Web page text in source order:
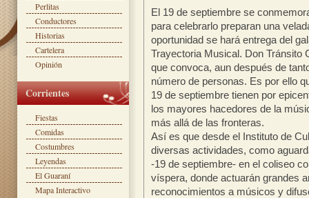
El 19 de septiembre se
para celebrarlo preparan una
oportunidad se hará entrega del
Trayectoria Musical. Don Tránsito
que convoca, aun después de
número de personas. Es por ello
19 de septiembre tienen por
los mayores hacedores de la
más allá de las fronteras.
Así es que desde el Instituto de
diversas actividades, como
-19 de septiembre- en el coliseo
víspera, donde actuarán grandes
reconocimientos a músicos y
Perlitas
Conductores
Historias
Cartelera
Opinión
Corrientes
Fiestas
Comidas
Costumbres
Leyendas
El Guaraní
Mapa Interactivo